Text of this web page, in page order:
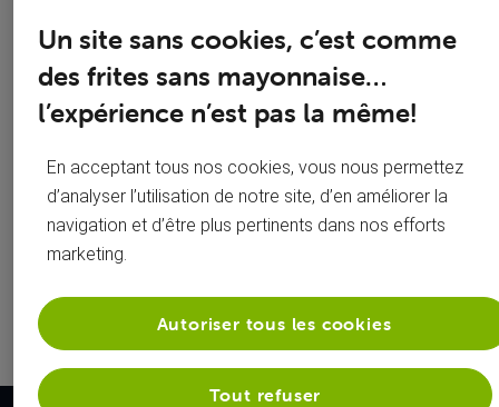
Organiser
son
déménagement
Configurer
son mobile
Test votre
vitesse
Carte SIM
bloquée ?
GSM perdu
ou volé ?
Mot de
perdu ?
Un site sans cookies, c’est comme
des frites sans mayonnaise…
l’expérience n’est pas la même!
En acceptant tous nos cookies, vous nous permettez
d’analyser l’utilisation de notre site, d’en améliorer la
navigation et d’être plus pertinents dans nos efforts
marketing.
Tout refuser
Autoriser tous les cookies